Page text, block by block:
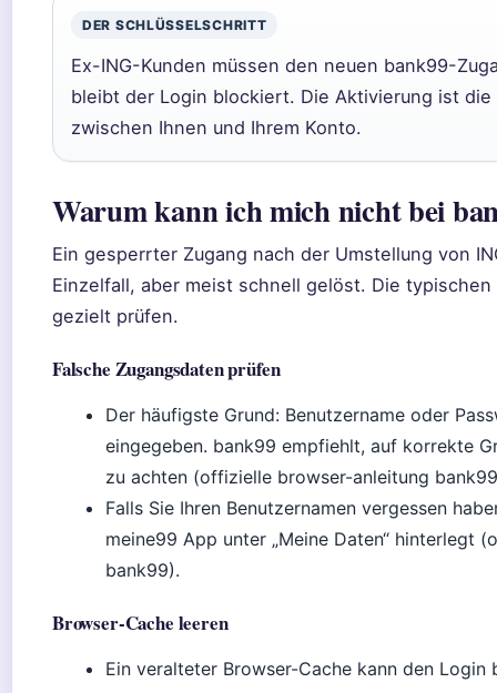
DER SCHLÜSSELSCHRITT
Ex-ING-Kunden müssen den neuen bank99-
bleibt der Login blockiert. Die Aktivierung ist die
zwischen Ihnen und Ihrem Konto.
Warum kann ich mich nicht bei
Ein gesperrter Zugang nach der Umstellung von
Einzelfall, aber meist schnell gelöst. Die
gezielt prüfen.
Falsche Zugangsdaten prüfen
Der häufigste Grund: Benutzername oder
eingegeben. bank99 empfiehlt, auf korrekte
zu achten (offizielle browser-anleitung
Falls Sie Ihren Benutzernamen vergessen
meine99 App unter „Meine Daten“ hinterlegt
bank99).
Browser-Cache leeren
Ein veralteter Browser-Cache kann den Login